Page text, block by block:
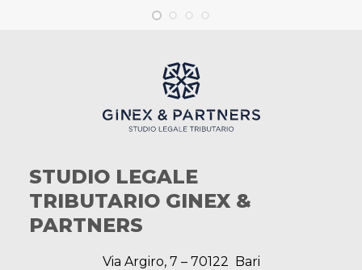
STUDIO LEGALE
TRIBUTARIO GINEX &
PARTNERS
Via Argiro, 7 – 70122 Bari